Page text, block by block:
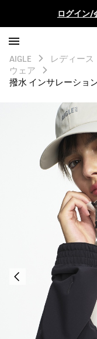
ログイン/
AIGLE CLUB
AIGLE CLUB
AIGLE レディース
ウェア
撥水 インサレーショ